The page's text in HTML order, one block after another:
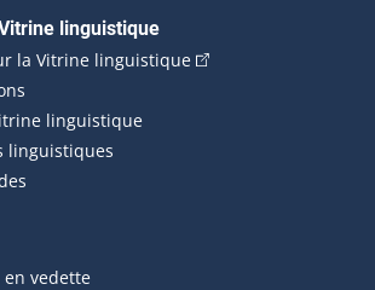
principale
linguistique
la Vitrine linguistique(Cet hyperlien
linguistique
linguistiques
vedette